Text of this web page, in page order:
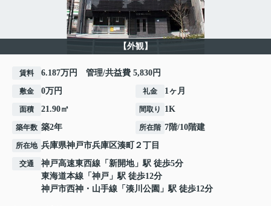
【外観】
賃料 6.187万円 管理/共益費 5,830円
敷金 0万円 礼金 1ヶ月
面積 21.90㎡ 間取り 1K
築年数 築2年 所在階 7階/10階建
所在地 兵庫県神戸市兵庫区湊町 ２丁目
交通 神戸高速東西線 「 新開地」駅 徒歩5分
東海道本線 「 神戸 」駅 徒歩12分
神戸市西神・山手線 「 湊川公園 」駅 徒歩12分